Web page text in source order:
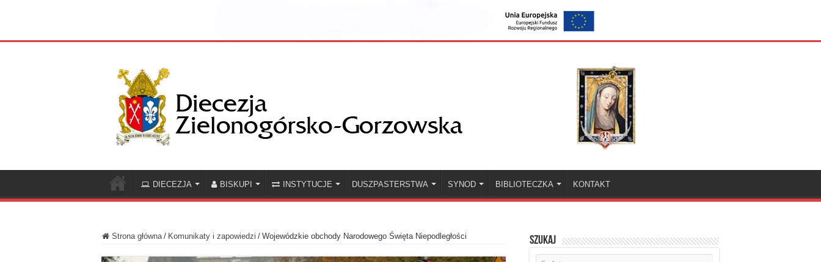
DIECEZJA BISKUPI INSTYTUCJE DUSZPASTERSTWA SYNOD BIBLIOTECZKA KONTAKT
Strona główna / Komunikaty i zapowiedzi / Wojewódzkie obchody Narodowego Święta Niepodległości Szukaj